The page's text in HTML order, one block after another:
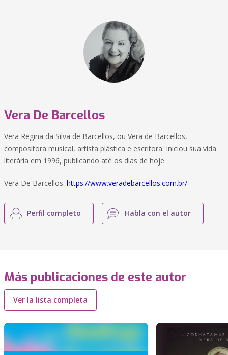
Vera De Barcellos
Vera Regina da Silva de Barcellos, ou Vera de Barcellos,
compositora musical, artista plástica e escritora. Iniciou sua vida
literária em 1996, publicando até os dias de hoje.
Vera De Barcellos: https://www.veradebarcellos.com.br/
Perfil completo Habla con el autor
Más publicaciones de este autor
Ver la lista completa